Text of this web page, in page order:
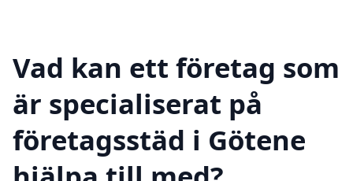
Vad kan ett företag som
är specialiserat på
företagsstäd i Götene